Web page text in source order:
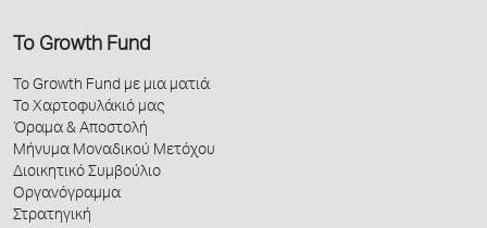
Το Growth Fund
Το Growth Fund με μια ματιά
Το Χαρτοφυλάκιό μας
Όραμα & Αποστολή
Μήνυμα Μοναδικού Μετόχου
Διοικητικό Συμβούλιο
Οργανόγραμμα
Στρατηγική